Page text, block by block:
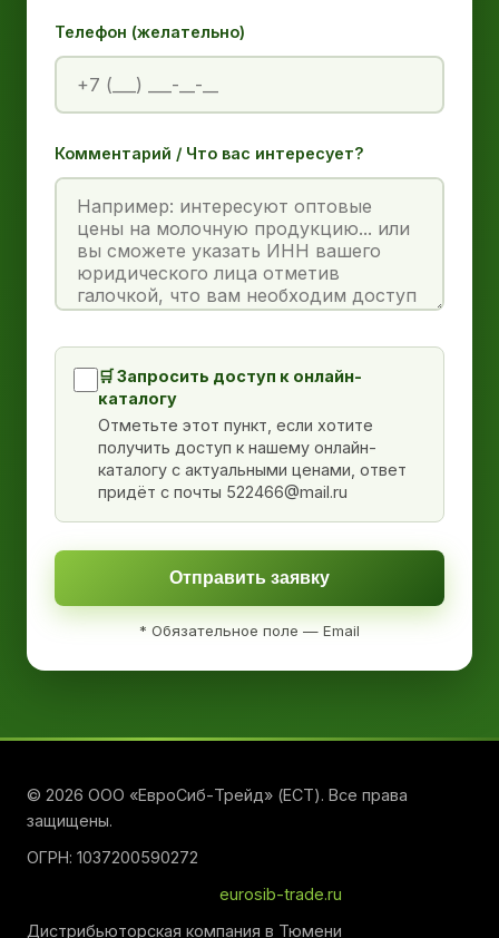
Телефон (желательно)
Комментарий / Что вас интересует?
🛒 Запросить доступ к онлайн-
каталогу
Отметьте этот пункт, если хотите
получить доступ к нашему онлайн-
каталогу с актуальными ценами, ответ
придёт с почты 522466@mail.ru
Отправить заявку
* Обязательное поле — Email
© 2026 ООО «ЕвроСиб-Трейд» (ЕСТ). Все права
защищены.
ОГРН: 1037200590272
eurosib-trade.ru
Дистрибьюторская компания в Тюмени